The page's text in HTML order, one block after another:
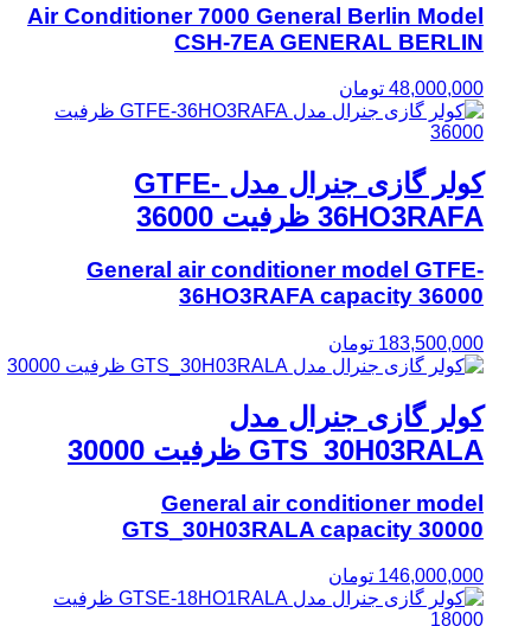
Air Conditioner 7000 General Berlin Model
CSH-7EA GENERAL BERLIN
48,000,000 تومان
کولر گازی جنرال مدل GTFE-
36HO3RAFA ظرفیت 36000
General air conditioner model GTFE-
36HO3RAFA capacity 36000
183,500,000 تومان
کولر گازی جنرال مدل
GTS_30H03RALA ظرفیت 30000
General air conditioner model
GTS_30H03RALA capacity 30000
146,000,000 تومان